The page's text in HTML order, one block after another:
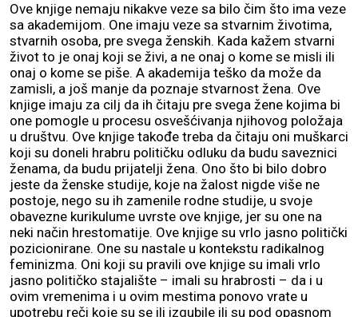
Ove knjige nemaju nikakve veze sa bilo čim što ima veze
sa akademijom. One imaju veze sa stvarnim životima,
stvarnih osoba, pre svega ženskih. Kada kažem stvarni
život to je onaj koji se živi, a ne onaj o kome se misli ili
onaj o kome se piše. A akademija teško da može da
zamisli, a još manje da poznaje stvarnost žena. Ove
knjige imaju za cilj da ih čitaju pre svega žene kojima bi
one pomogle u procesu osvešćivanja njihovog položaja
u društvu. Ove knjige takođe treba da čitaju oni muškarci
koji su doneli hrabru političku odluku da budu saveznici
ženama, da budu prijatelji žena. Ono što bi bilo dobro
jeste da ženske studije, koje na žalost nigde više ne
postoje, nego su ih zamenile rodne studije, u svoje
obavezne kurikulume uvrste ove knjige, jer su one na
neki način hrestomatije. Ove knjige su vrlo jasno politički
pozicionirane. One su nastale u kontekstu radikalnog
feminizma. Oni koji su pravili ove knjige su imali vrlo
jasno političko stajalište – imali su hrabrosti – da i u
ovim vremenima i u ovim mestima ponovo vrate u
upotrebu reči koje su se ili izgubile ili su pod opasnom